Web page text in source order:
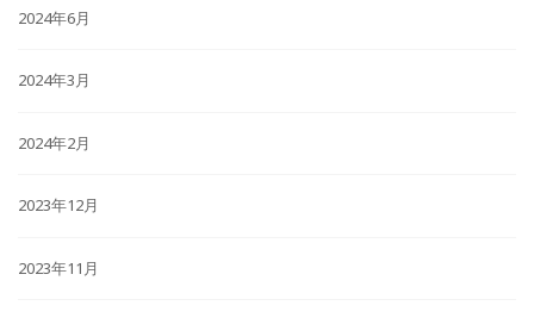
2024年6月
2024年3月
2024年2月
2023年12月
2023年11月